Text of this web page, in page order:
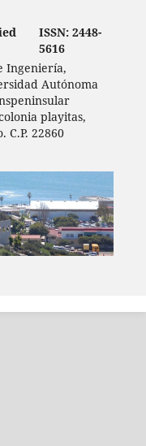
ISSN: 2448-
5616
Ingeniería,
Autónoma
playitas,
C.P. 22860